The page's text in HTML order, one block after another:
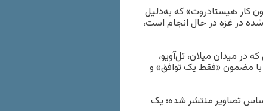
کار هیستادروت» که به‌دلیل
در غزه در حال انجام است،
میدان میلان، تل‌آویو،
با مضمون «فقط یک توافق» و
تصاویر منتشر شده؛ یک